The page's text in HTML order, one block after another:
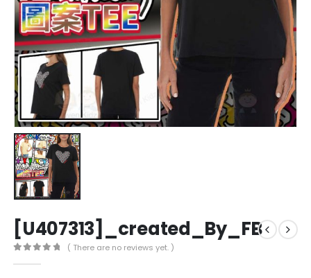
[U407313]_created_By_FB
( There are no reviews yet. )